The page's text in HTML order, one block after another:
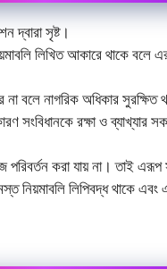
দ্বারা সৃষ্ট।
লিখিত আকারে থাকে বলে
না বলে নাগরিক অধিকার সুরক্ষিত
সংবিধানকে রক্ষা ও ব্যাখ্যার
করা যায় না। তাই এরূপ
নিয়মাবলি লিপিবদ্ধ থাকে